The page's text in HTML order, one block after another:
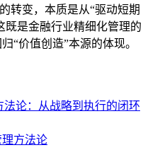
转变，本质是从“驱动短期
既是金融行业精细化管理的
“价值创造”本源的体现。
论：从战略到执行的闭环
方法论